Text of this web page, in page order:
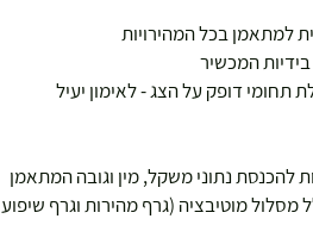
למתאמן בכל המהירויות
המכשיר
תחומי דופק על הצג - לאימון יעיל
מסלול מוטיבציה (גרף מהירות וגרף שיפוע